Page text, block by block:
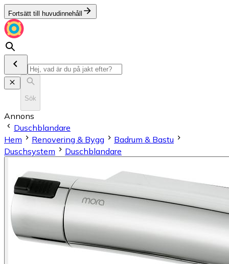
Fortsätt till huvudinnehåll
Sök
Annons
Duschblandare
Hem
Renovering & Bygg
Badrum & Bastu
Duschsystem
Duschblandare